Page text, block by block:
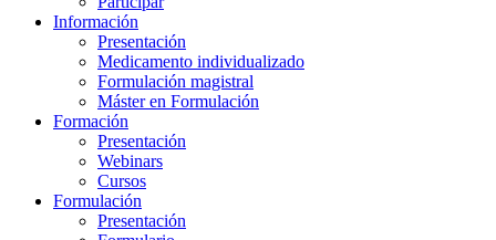
Información
Presentación
Medicamento individualizado
Formulación magistral
Máster en Formulación
Formación
Presentación
Webinars
Cursos
Formulación
Presentación